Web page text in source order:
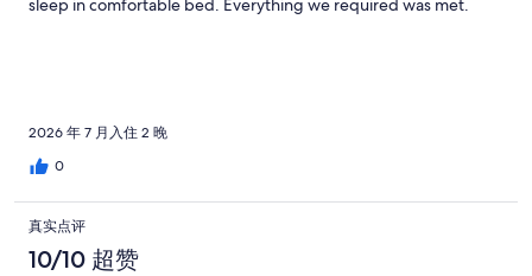
sleep in comfortable bed. Everything we required was met.
2026 年 7 月入住 2 晚
0
真实点评
10/10 超赞